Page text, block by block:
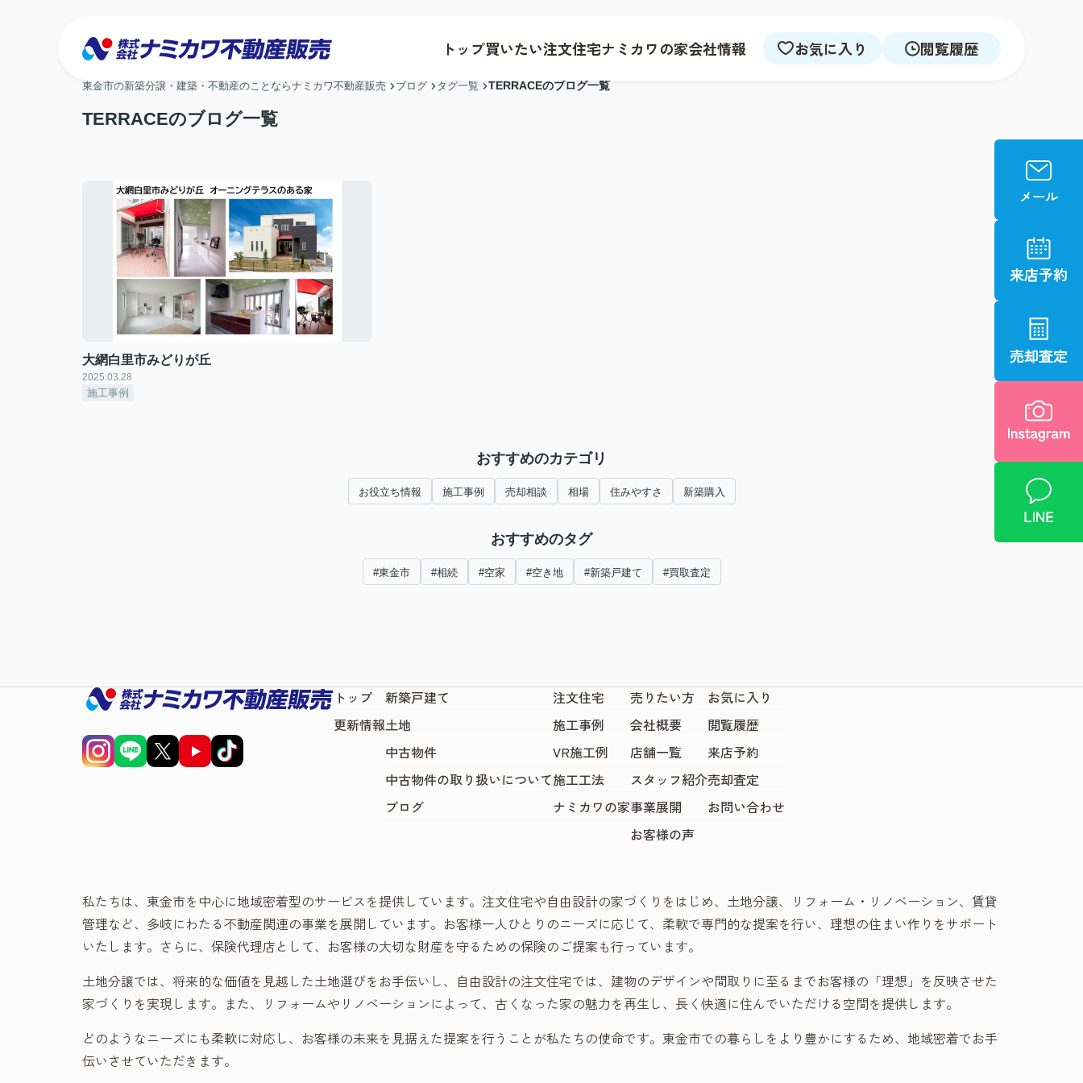
トップ買いたい注文住宅ナミカワの家会社情報 お気に入り 閲覧履歴
東金市の新築分譲・建築・不動産のことならナミカワ不動産販売 ブログ タグ一覧 TERRACEのブログ一覧
TERRACEのブログ一覧
大網白里市みどりが丘
2025.03.28
施工事例
おすすめのカテゴリ
お役立ち情報 施工事例 売却相談 相場 住みやすさ 新築購入
おすすめのタグ
#東金市 #相続 #空家 #空き地 #新築戸建て #買取査定
トップ
更新情報
新築戸建て
土地
中古物件
中古物件の取り扱いについて
ブログ
注文住宅
施工事例
VR施工例
施工工法
ナミカワの家
売りたい方
会社概要
店舗一覧
スタッフ紹介
事業展開
お客様の声
お気に入り
閲覧履歴
来店予約
売却査定
お問い合わせ
私たちは、東金市を中心に地域密着型のサービスを提供しています。注文住宅や自由設計の家づくりをはじめ、土地分譲、リフォーム・リノベーション、賃貸
管理など、多岐にわたる不動産関連の事業を展開しています。お客様一人ひとりのニーズに応じて、柔軟で専門的な提案を行い、理想の住まい作りをサポート
いたします。さらに、保険代理店として、お客様の大切な財産を守るための保険のご提案も行っています。
土地分譲では、将来的な価値を見越した土地選びをお手伝いし、自由設計の注文住宅では、建物のデザインや間取りに至るまでお客様の「理想」を反映させた
家づくりを実現します。また、リフォームやリノベーションによって、古くなった家の魅力を再生し、長く快適に住んでいただける空間を提供します。
どのようなニーズにも柔軟に対応し、お客様の未来を見据えた提案を行うことが私たちの使命です。東金市での暮らしをより豊かにするため、地域密着でお手
伝いさせていただきます。